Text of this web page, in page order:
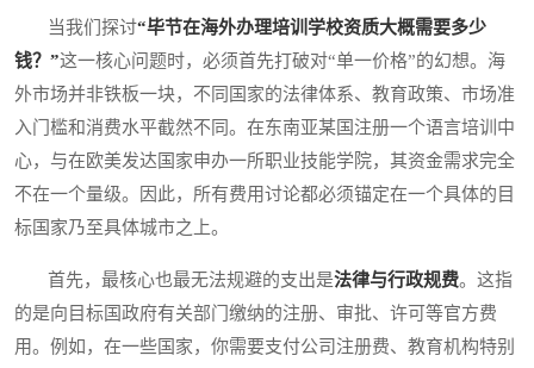
当我们探讨“毕节在海外办理培训学校资质大概需要多少
钱？”这一核心问题时，必须首先打破对“单一价格”的幻想。海
外市场并非铁板一块，不同国家的法律体系、教育政策、市场准
入门槛和消费水平截然不同。在东南亚某国注册一个语言培训中
心，与在欧美发达国家申办一所职业技能学院，其资金需求完全
不在一个量级。因此，所有费用讨论都必须锚定在一个具体的目
标国家乃至具体城市之上。
首先，最核心也最无法规避的支出是法律与行政规费。这指
的是向目标国政府有关部门缴纳的注册、审批、许可等官方费
用。例如，在一些国家，你需要支付公司注册费、教育机构特别